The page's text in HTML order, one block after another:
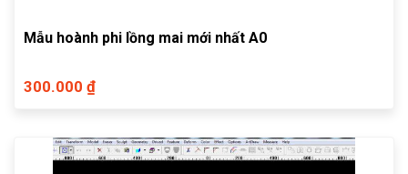
Mẫu hoành phi lồng mai mới nhất A0
300.000 ₫